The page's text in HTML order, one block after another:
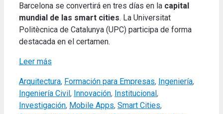
Barcelona se convertirá en tres días en la capital
mundial de las smart cities. La Universitat
Politècnica de Catalunya (UPC) participa de forma
destacada en el certamen.
Leer más
Categories
Arquitectura, Formación para Empresas, Ingeniería,
Ingeniería Civil, Innovación, Institucional,
Investigación, Mobile Apps, Smart Cities,